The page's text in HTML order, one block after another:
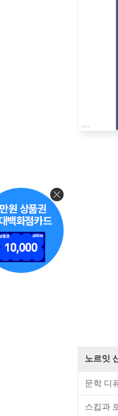
문학 디
스킵과